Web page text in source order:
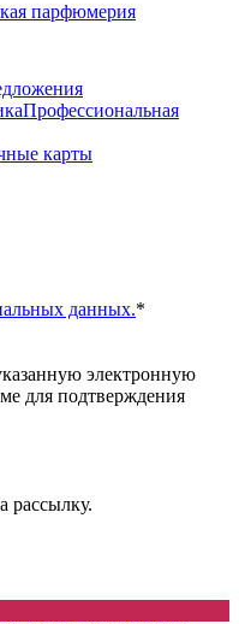
парфюмерия
Профессиональная
карты
данных.*
электронную
для подтверждения
рассылку.